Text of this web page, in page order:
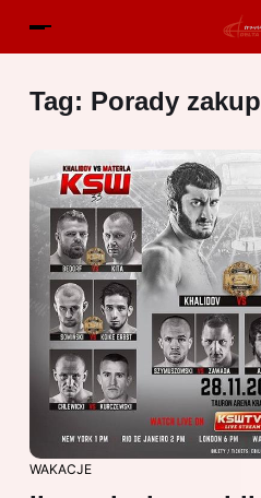
Tag: Porady
WAKACJE